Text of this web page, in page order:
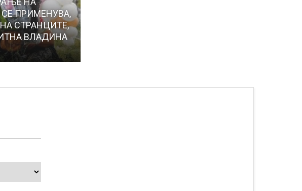
ПРИМЕНУВА,
СТРАНЦИТЕ,
ВЛАДИНА